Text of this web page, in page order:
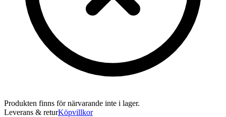
Produkten finns för närvarande inte i lager.
Leverans & returKöpvillkor